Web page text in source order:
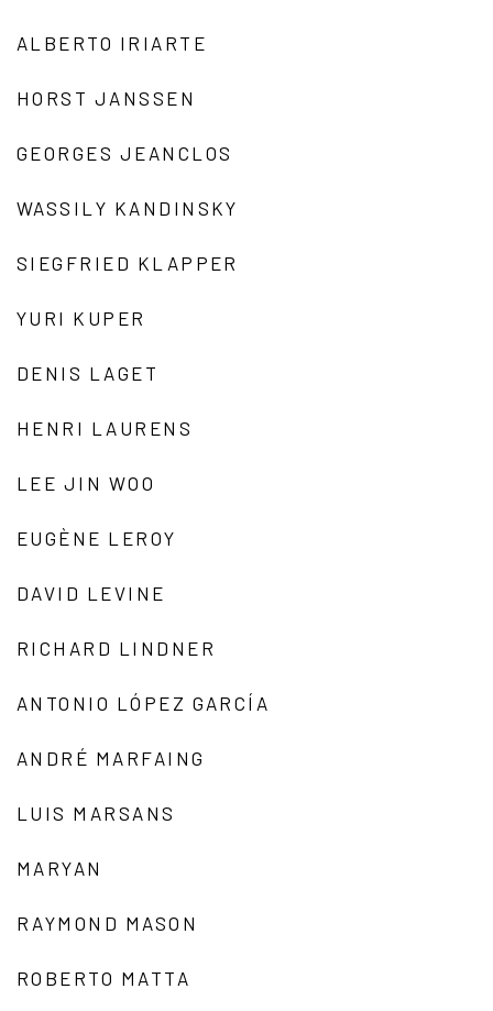
ALBERTO IRIARTE
HORST JANSSEN
GEORGES JEANCLOS
WASSILY KANDINSKY
SIEGFRIED KLAPPER
YURI KUPER
DENIS LAGET
HENRI LAURENS
LEE JIN WOO
EUGÈNE LEROY
DAVID LEVINE
RICHARD LINDNER
ANTONIO LÓPEZ GARCÍA
ANDRÉ MARFAING
LUIS MARSANS
MARYAN
RAYMOND MASON
ROBERTO MATTA